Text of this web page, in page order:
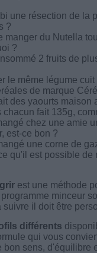
une résection de la
?
manger du Nutella
?
2 fruits de
le même légume
de marque
des yaourts maison
chacun fait 135g,
chez une amie
est-ce bon ?
une corne de
qu'il est possible de
est une méthode
programme minceur
suivre il doit être
différents
qui vous
bon sens, d'équilibre